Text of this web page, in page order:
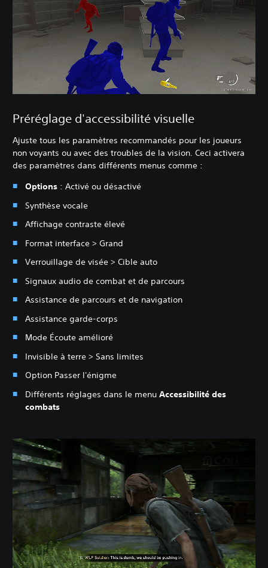
Préréglage d'accessibilité visuelle
Ajuste tous les paramètres recommandés pour les joueurs
non voyants ou avec des troubles de la vision. Ceci activera
des paramètres dans différents menus comme :
Options : Activé ou désactivé
Synthèse vocale
Affichage contraste élevé
Format interface > Grand
Verrouillage de visée > Cible auto
Signaux audio de combat et de parcours
Assistance de parcours et de navigation
Assistance garde-corps
Mode Écoute amélioré
Invisible à terre > Sans limites
Option Passer l'énigme
Différents réglages dans le menu Accessibilité des
combats